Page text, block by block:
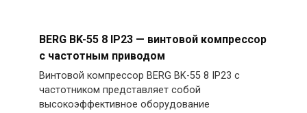
BERG BK-55 8 IP23 — винтовой компрессор
с частотным приводом
Винтовой компрессор BERG BK-55 8 IP23 с
частотником представляет собой
высокоэффективное оборудование